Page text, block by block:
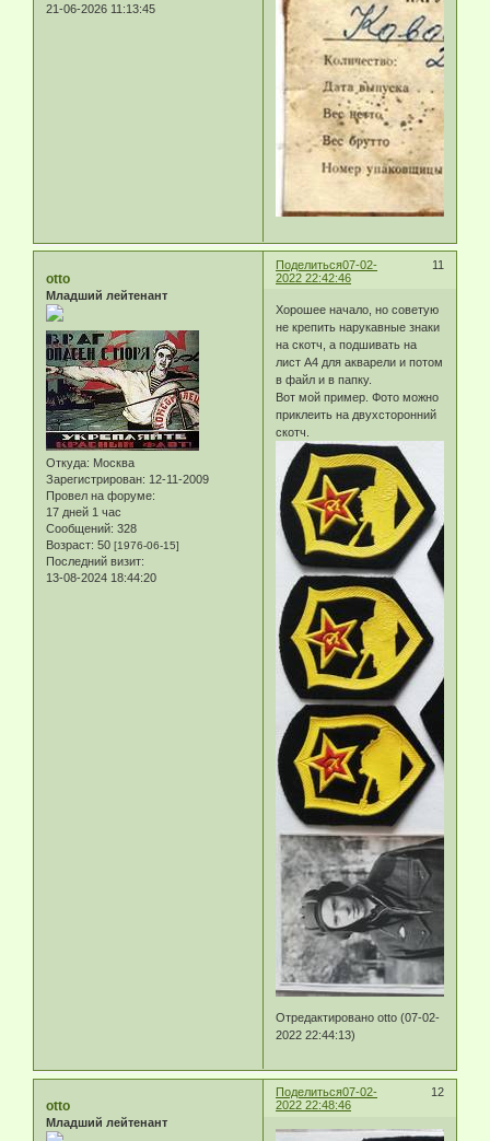
21-06-2026 11:13:45
Поделиться 11
07-02-
2022 22:42:46
otto
Младший лейтенант
Откуда: Москва
Зарегистрирован: 12-11-2009
Провел на форуме:
17 дней 1 час
Сообщений: 328
Возраст: 50 [1976-06-15]
Последний визит:
13-08-2024 18:44:20
Хорошее начало, но советую
не крепить нарукавные знаки
на скотч, а подшивать на
лист А4 для акварели и потом
в файл и в папку.
Вот мой пример. Фото можно
приклеить на двухсторонний
скотч.
Отредактировано otto (07-02-
2022 22:44:13)
Поделиться 12
07-02-
2022 22:48:46
otto
Младший лейтенант